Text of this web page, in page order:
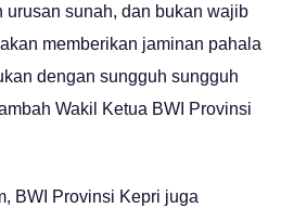
urusan sunah, dan bukan wajib
memberikan jaminan pahala
dengan sungguh sungguh
Wakil Ketua BWI Provinsi
BWI Provinsi Kepri juga